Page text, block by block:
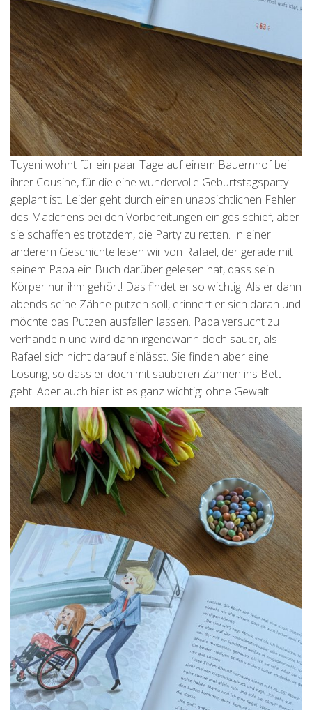
Tuyeni wohnt für ein paar Tage auf einem Bauernhof bei
ihrer Cousine, für die eine wundervolle Geburtstagsparty
geplant ist. Leider geht durch einen unabsichtlichen Fehler
des Mädchens bei den Vorbereitungen einiges schief, aber
sie schaffen es trotzdem, die Party zu retten. In einer
anderern Geschichte lesen wir von Rafael, der gerade mit
seinem Papa ein Buch darüber gelesen hat, dass sein
Körper nur ihm gehört! Das findet er so wichtig! Als er dann
abends seine Zähne putzen soll, erinnert er sich daran und
möchte das Putzen ausfallen lassen. Papa versucht zu
verhandeln und wird dann irgendwann doch sauer, als
Rafael sich nicht darauf einlässt. Sie finden aber eine
Lösung, so dass er doch mit sauberen Zähnen ins Bett
geht. Aber auch hier ist es ganz wichtig: ohne Gewalt!